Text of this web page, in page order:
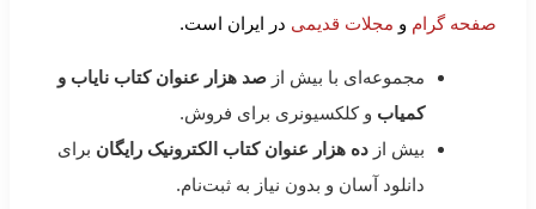
صفحه گرام و مجلات قدیمی در ایران است.
مجموعه‌ای با بیش از صد هزار عنوان کتاب نایاب و
کمیاب و کلکسیونری برای فروش.
بیش از ده هزار عنوان کتاب الکترونیک رایگان برای
دانلود آسان و بدون نیاز به ثبت‌نام.